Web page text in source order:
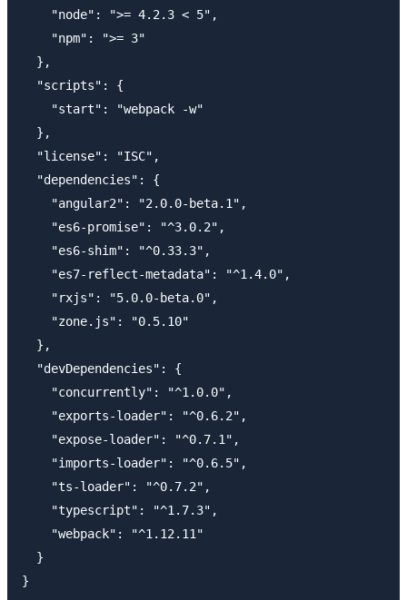
    "node": ">= 4.2.3 < 5",
    "npm": ">= 3"
  },
  "scripts": {
    "start": "webpack -w"
  },
  "license": "ISC",
  "dependencies": {
    "angular2": "2.0.0-beta.1",
    "es6-promise": "^3.0.2",
    "es6-shim": "^0.33.3",
    "es7-reflect-metadata": "^1.4.0",
    "rxjs": "5.0.0-beta.0",
    "zone.js": "0.5.10"
  },
  "devDependencies": {
    "concurrently": "^1.0.0",
    "exports-loader": "^0.6.2",
    "expose-loader": "^0.7.1",
    "imports-loader": "^0.6.5",
    "ts-loader": "^0.7.2",
    "typescript": "^1.7.3",
    "webpack": "^1.12.11"
  }